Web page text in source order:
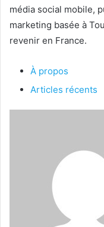
média social mobile,
marketing basée à
revenir en France.
À propos
Articles récents